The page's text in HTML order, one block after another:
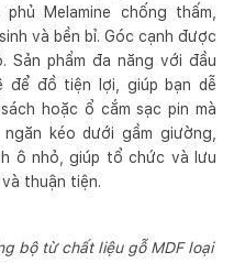
Melamine chống thấm,
và bền bỉ. Góc cạnh được
phẩm đa năng với đầu
để đồ tiện lợi, giúp bạn dễ
hoặc ổ cắm sạc pin mà
kéo dưới gầm giường,
ô nhỏ, giúp tổ chức và lưu
thuận tiện.
bộ từ chất liệu gỗ MDF loại